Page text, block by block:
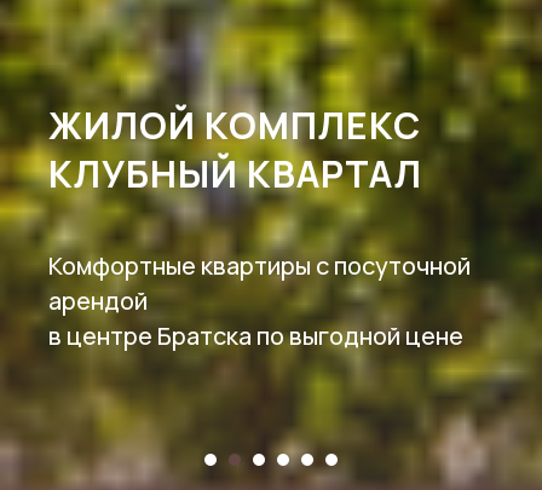
ЖИЛОЙ КОМПЛЕКС
КЛУБНЫЙ КВАРТАЛ
Комфортные квартиры с посуточной
арендой
в центре Братска по выгодной цене